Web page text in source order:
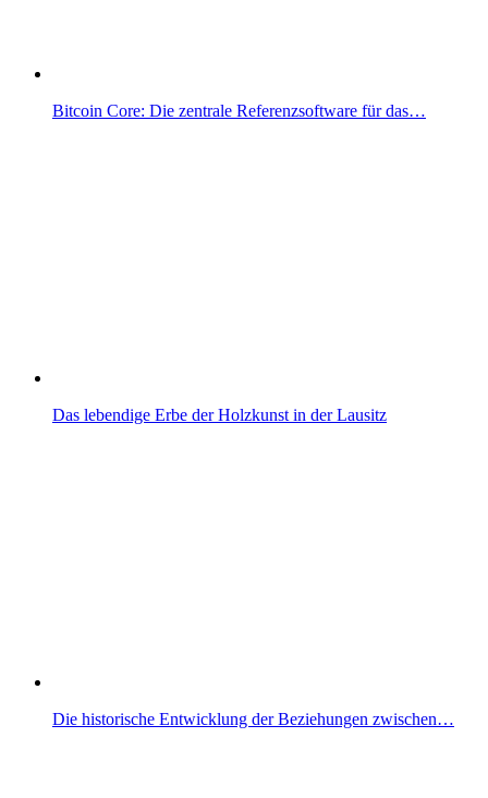
Bitcoin Core: Die zentrale Referenzsoftware für das…
Das lebendige Erbe der Holzkunst in der Lausitz
Die historische Entwicklung der Beziehungen zwischen…